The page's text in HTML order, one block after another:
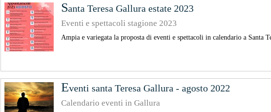
Santa Teresa Gallura estate 2023
Eventi e spettacoli stagione 2023
Ampia e variegata la proposta di eventi e spettacoli in calendario a Santa
Eventi santa Teresa Gallura - agosto 2022
Calendario eventi in Gallura